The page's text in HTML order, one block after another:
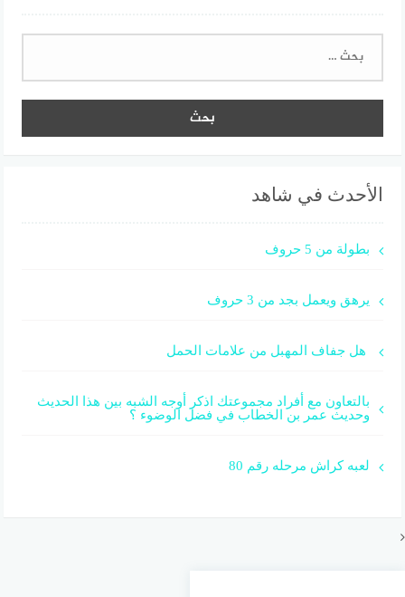
البحث
الأحدث في شاهد
بطولة من 5 حروف
يرهق ويعمل بجد من 3 حروف
هل جفاف المهبل من علامات الحمل
بالتعاون مع أفراد مجموعتك اذكر أوجه الشبه بين هذا الحديث
وحديث عمر بن الخطاب في فضل الوضوء ؟
لعبه كراش مرحله رقم 80